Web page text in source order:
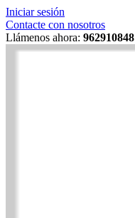
Iniciar sesión
Contacte con nosotros
Llámenos ahora: 962910848